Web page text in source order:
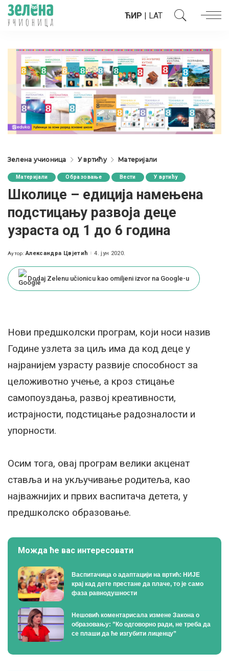
ЋИР | LAT
Зелена учионица У вртићу Материјали
Материјали Образовање Вести У вртићу
Школице – едиција намењена
подстицању развоја деце
узраста од 1 до 6 година
Posted
Аутор: Александра Цвјетић 4. јун 2020.
Dodaj Zelenu učionicu kao omiljeni izvor na Google-u
Нови предшколски програм, који носи назив
Године узлета за циљ има да код деце у
најранијем узрасту развије способност за
целоживотно учење, а кроз стицање
самопоуздања, развој креативности,
истрајности, подстицање радозналости и
упорности.
Осим тога, овај програм велики акценат
ставља и на укључивање родитеља, као
најважнијих и првих васпитача детета, у
предшколско образовање.
Можда ће вас интересовати
Васпитачица о адаптацији на вртић: НИЈЕ
крај кад дете престане да плаче, то је само
фаза равнодушности
Нешовић коментарисала измене Закона о
образовању: ”Ко одговорно ради, не треба да
се плаши да ће изгубити лиценцу”